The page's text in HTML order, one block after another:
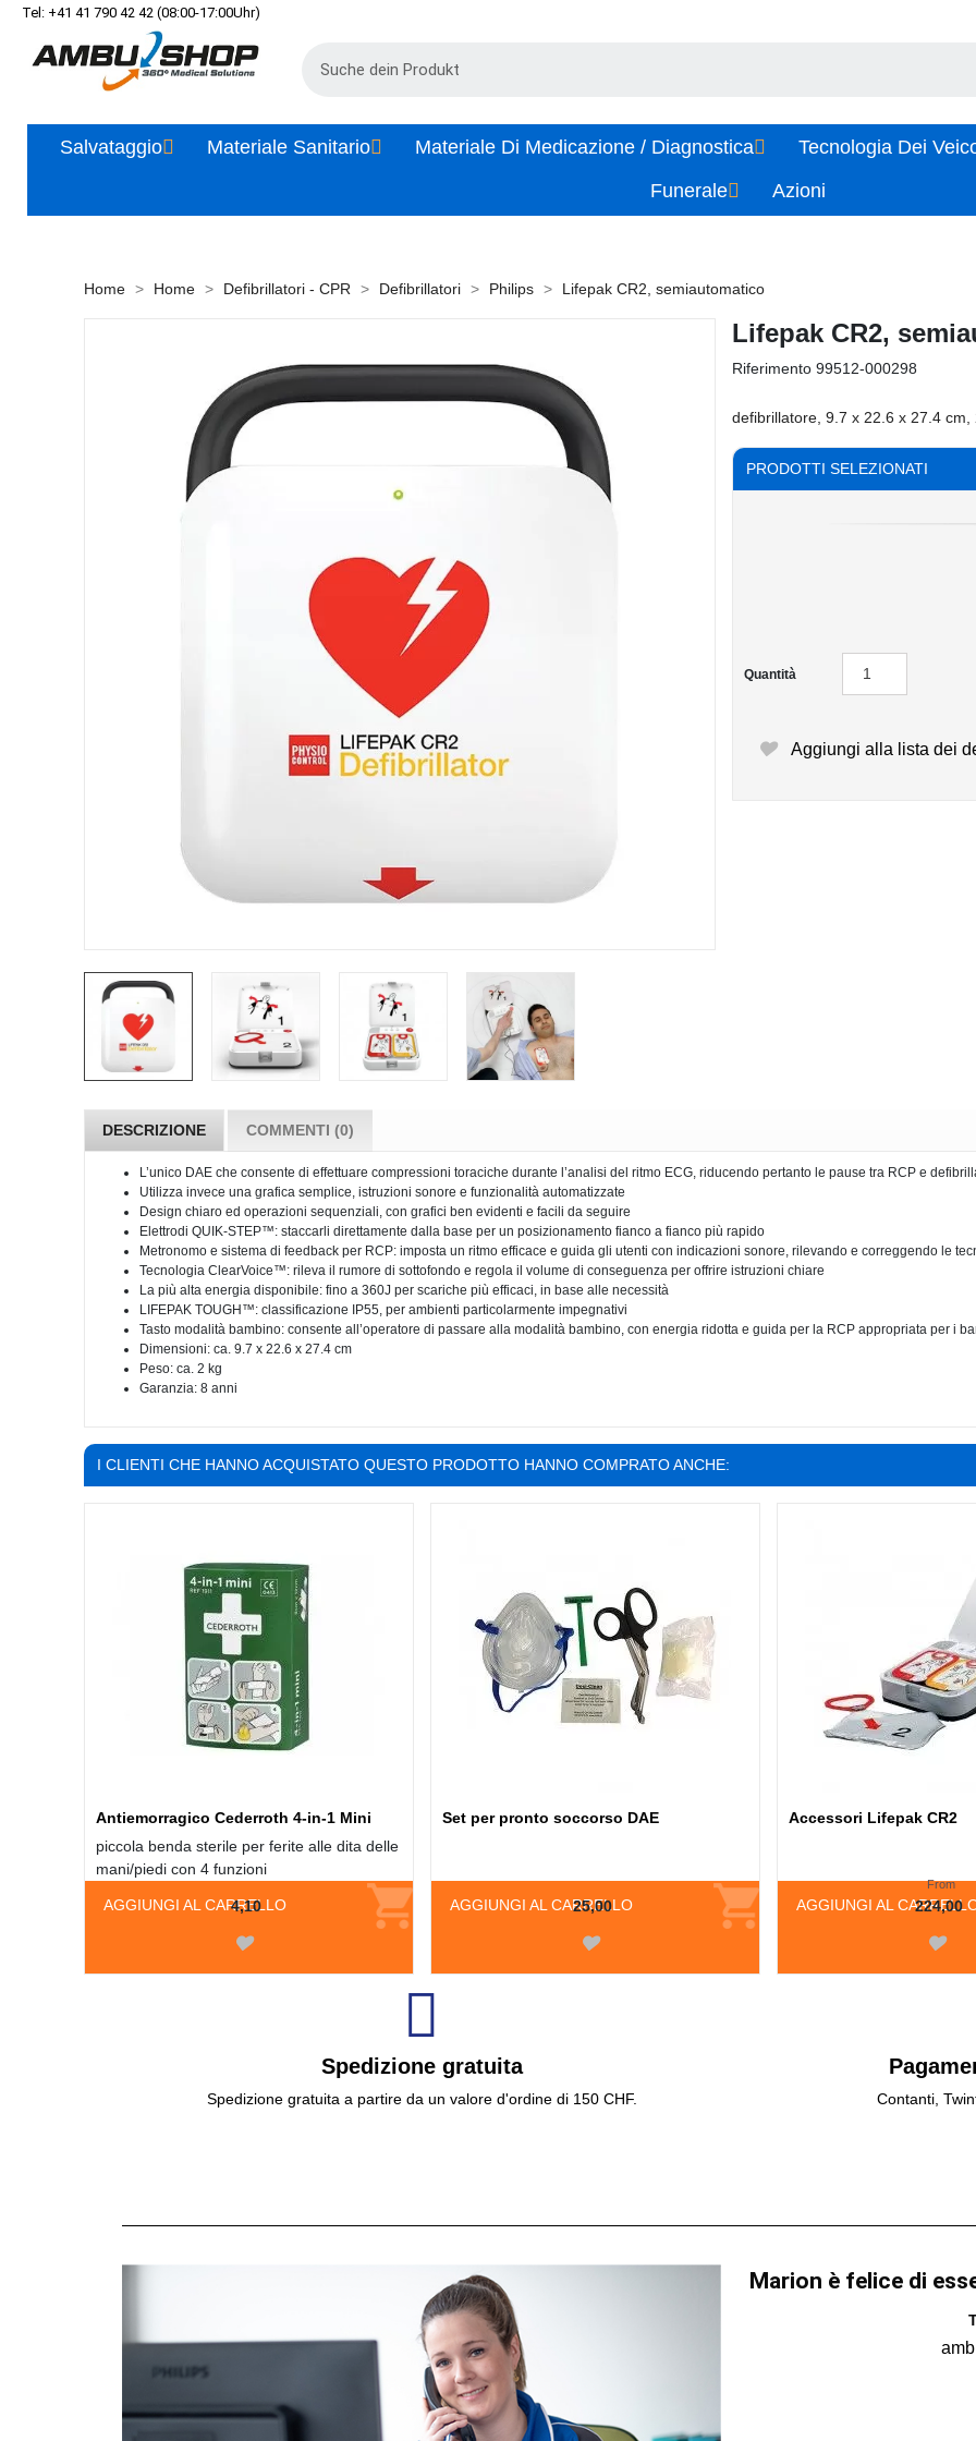
Tel: +41 41 790 42 42 (08:00-17:00Uhr)
Salvataggio Materiale Sanitario Materiale Di Medicazione / Diagnostica
Tecnologia Dei
Funerale
Azioni
Home Home Defibrillatori - CPR Defibrillatori Philips Lifepak CR2, semiautomatico
Lifepak CR2,
Riferimento 99512-000298
defibrillatore, 9.7 x 22.6 x 27.4 cm,
PRODOTTI SELEZIONATI
Quantità
Aggiungi alla lista dei
DESCRIZIONE COMMENTI (0)
L’unico DAE che consente di effettuare compressioni toraciche durante l’analisi del ritmo ECG, riducendo pertanto le pause tra RCP e
Utilizza invece una grafica semplice, istruzioni sonore e funzionalità automatizzate
Design chiaro ed operazioni sequenziali, con grafici ben evidenti e facili da seguire
Elettrodi QUIK-STEP™: staccarli direttamente dalla base per un posizionamento fianco a fianco più rapido
Metronomo e sistema di feedback per RCP: imposta un ritmo efficace e guida gli utenti con indicazioni sonore, rilevando e correggendo le
Tecnologia ClearVoice™: rileva il rumore di sottofondo e regola il volume di conseguenza per offrire istruzioni chiare
La più alta energia disponibile: fino a 360J per scariche più efficaci, in base alle necessità
LIFEPAK TOUGH™: classificazione IP55, per ambienti particolarmente impegnativi
Tasto modalità bambino: consente all’operatore di passare alla modalità bambino, con energia ridotta e guida per la RCP appropriata per i
Dimensioni: ca. 9.7 x 22.6 x 27.4 cm
Peso: ca. 2 kg
Garanzia: 8 anni
I CLIENTI CHE HANNO ACQUISTATO QUESTO PRODOTTO HANNO COMPRATO ANCHE:
Antiemorragico Cederroth 4-in-1 Mini
piccola benda sterile per ferite alle dita delle
mani/piedi con 4 funzioni
AGGIUNGI AL CARRELLO
4,10
Set per pronto soccorso DAE
AGGIUNGI AL CARRELLO
25,00
Accessori Lifepak CR2
AGGIUNGI AL
From
224,00
Spedizione gratuita
Spedizione gratuita a partire da un valore d'ordine di 150 CHF. Contanti,
Marion è felice di